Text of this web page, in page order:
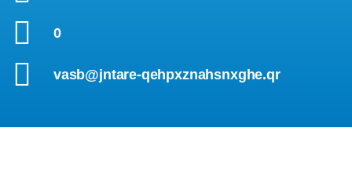
0
vasb@jntare-qehpxznahsnxghe.qr